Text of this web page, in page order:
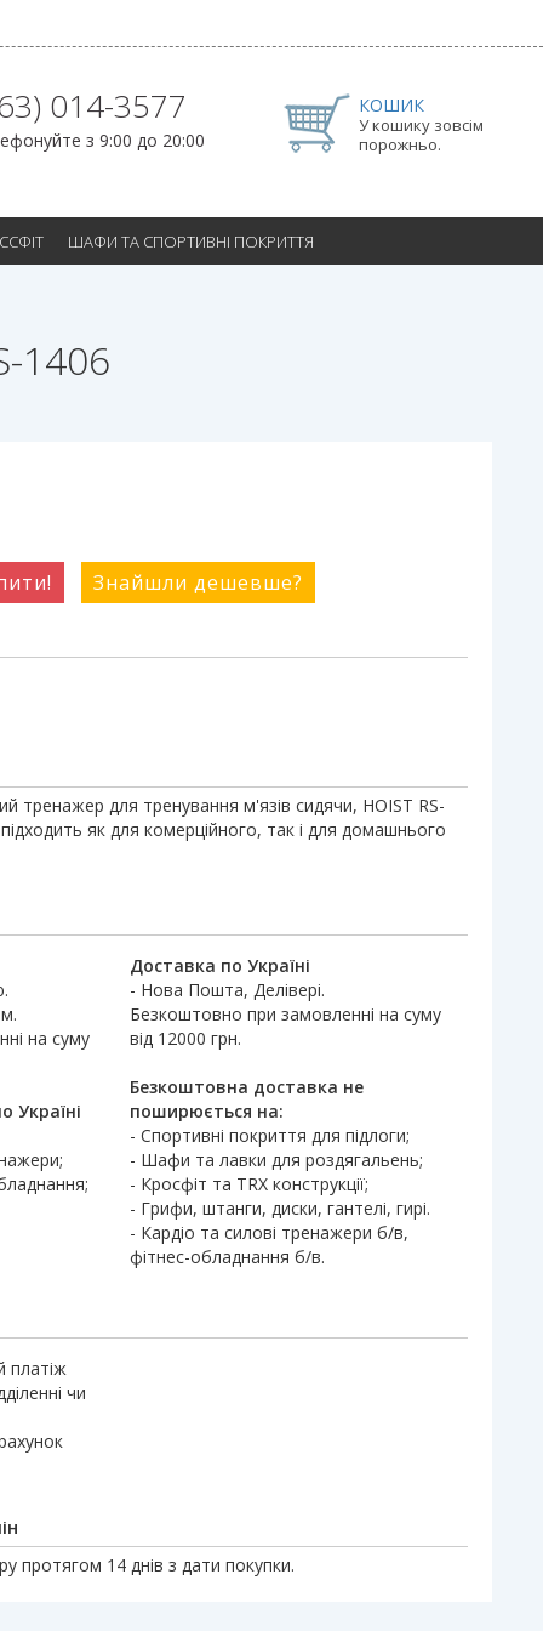
014-3577
з 9:00 до 20:00
КОШИК
У кошику зовсім
порожньо.
ШАФИ ТА СПОРТИВНІ ПОКРИТТЯ
1406
Знайшли дешевше?
тренажер для тренування м'язів сидячи, HOIST RS-
як для комерційного, так і для домашнього
на суму
Україні
Доставка по Україні
- Нова Пошта, Делівері.
Безкоштовно при замовленні на суму
від 12000 грн.
Безкоштовна доставка не
поширюється на:
- Спортивні покриття для підлоги;
- Шафи та лавки для роздягальень;
- Кросфіт та TRX конструкції;
- Грифи, штанги, диски, гантелі, гирі.
- Кардіо та силові тренажери б/в,
фітнес-обладнання б/в.
платіж
чи
протягом 14 днів з дати покупки.